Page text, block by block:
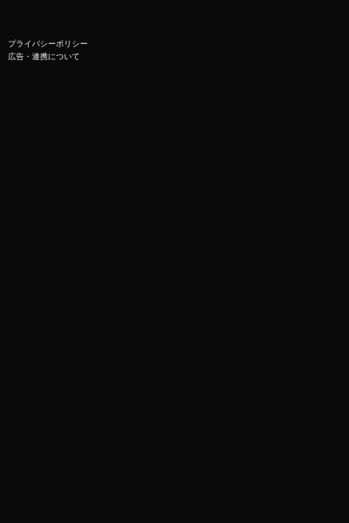
プライバシーポリシー
広告・連携について